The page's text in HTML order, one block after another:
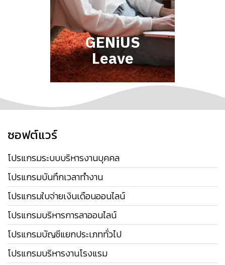
GENiUS
Leave
ซอฟต์แวร์
โปรแกรมระบบบริหารงานบุคคล
โปรแกรมบันทึกเวลาทำงาน
โปรแกรมใบจ่ายเงินเดือนออนไลน์
โปรแกรมบริหารการลาออนไลน์
โปรแกรมบัญชีแยกประเภททั่วไป
โปรแกรมบริหารงานโรงแรม